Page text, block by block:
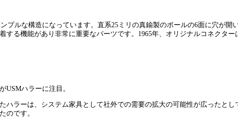
プルな構造になっています。直系25ミリの真鍮製のボールの6面に穴が
る機能があり非常に重要なパーツです。1965年、オリジナルコネクタ
USMハラーに注目。
ハラーは、システム家具として社外での需要の拡大の可能性が広ったと
のです。